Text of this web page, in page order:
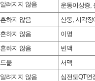
알려지지 않음
운동이상증,
흔하지 않음
산동, 시각장
흔하지 않음 이명
흔하지 않음
빈맥
드묾
서맥
알려지지 않음
심전도QT연